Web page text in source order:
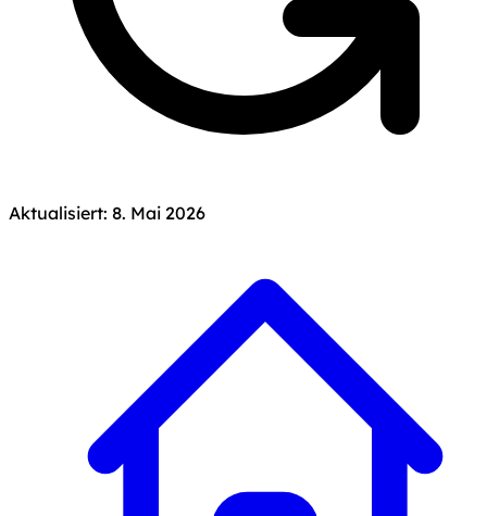
Aktualisiert: 8. Mai 2026